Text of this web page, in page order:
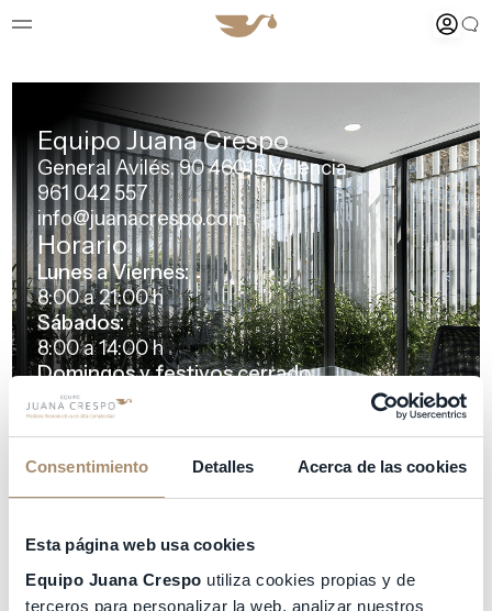
Consentimiento Detalles Acerca de las cookies
Esta página web usa cookies
Equipo Juana Crespo utiliza cookies propias y de
terceros para personalizar la web, analizar nuestros
Equipo Juana Crespo
General Avilés, 90 46015 Valencia
961 042 557
info@juanacrespo.com
Horario
Lunes a Viernes:
8:00 a 21:00 h
Sábados:
8:00 a 14:00 h
Domingos y festivos cerrado.
(Excepto urgencias médicas de pacientes de
la clínica)
HORARIOS ESPECIALES
Pide tu cita